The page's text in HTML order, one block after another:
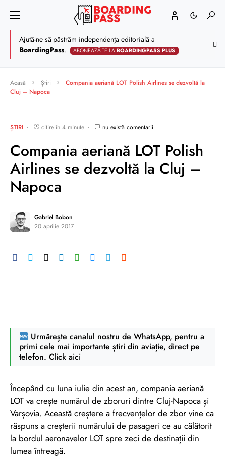
Ajută-ne să păstrăm independența editorială a
BoardingPass. ABONEAZĂ-TE LABOARDINGPASS PLUS
Acasă Știri
Compania aeriană LOT Polish Airlines se dezvoltă la
Cluj – Napoca
ȘTIRI citire în 4 minute nu există comentarii
Compania aeriană LOT Polish
Airlines se dezvoltă la Cluj –
Napoca
Gabriel Bobon
20 aprilie 2017
Urmărește canalul nostru de WhatsApp, pentru a
primi cele mai importante știri din aviație, direct pe
telefon. Click aici
Începând cu Iuna iulie din acest an, compania aeriană
LOT va crește numărul de zboruri dintre Cluj-Napoca și
Varșovia. Această creștere a frecvențelor de zbor vine ca
răspuns a creșterii numărului de pasageri ce au călătorit
la bordul aeronavelor LOT spre zeci de destinații din
lumea întreagă.